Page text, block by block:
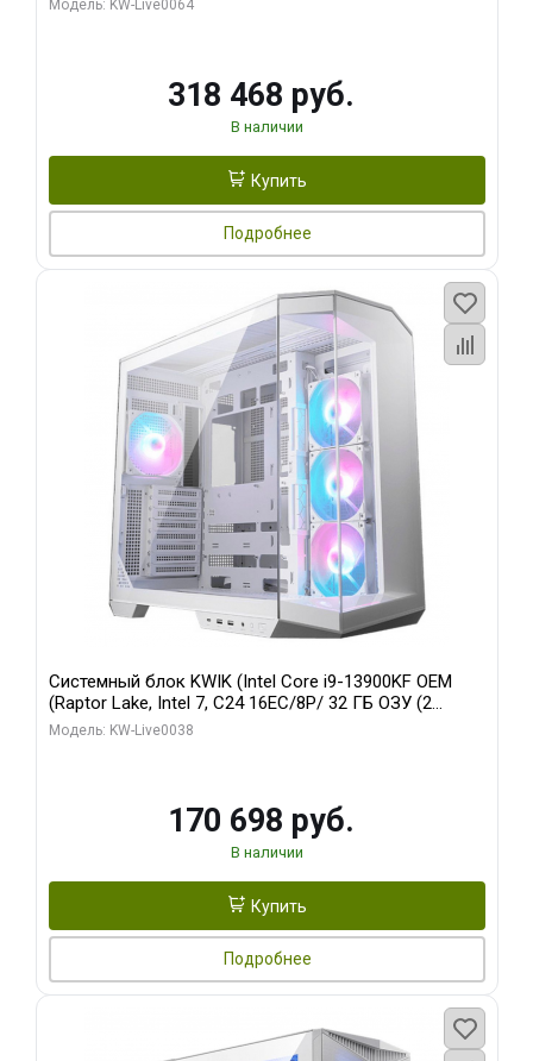
Модель: KW-Live0064
318 468 руб.
В наличии
Купить
Подробнее
Системный блок KWIK (Intel Core i9-13900KF OEM
(Raptor Lake, Intel 7, C24 16EC/8P/ 32 ГБ ОЗУ (2
модуля)/ Gigabyte RX9070XT GAMING OC 16GB GDDR6
Модель: KW-Live0038
170 698 руб.
В наличии
Купить
Подробнее